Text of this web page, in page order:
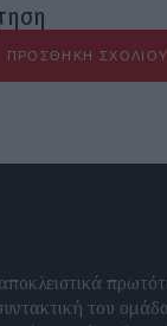
ΠΡΟΣΘΉΚΗ ΣΧΟΛΊΟΥ
του